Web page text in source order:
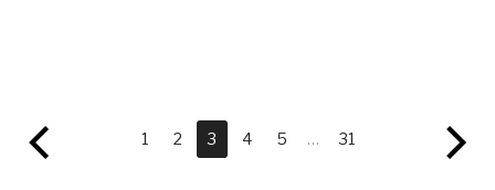
1 2 3 4 5 … 31